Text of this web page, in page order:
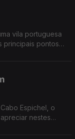
vila portuguesa
principais pontos
Espichel, o
nestes